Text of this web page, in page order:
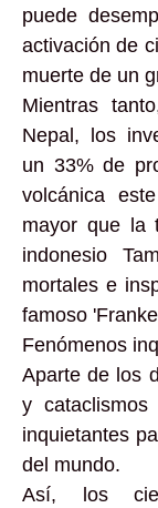
puede
activación de
muerte de un
Mientras
Nepal, los
un 33% de
volcánica
mayor que la
indonesio
mortales e
famoso
Fenómenos
Aparte de los
y
inquietantes
del mundo.
Así, los